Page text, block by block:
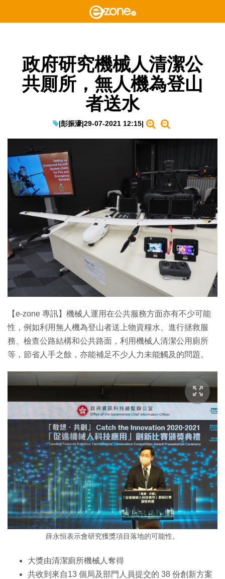
政府研究機械人清潔公
共厠所，無人機為登山
者送水
|彭振濠|29-07-2021 12:15|
【e-zone 專訊】機械人運用在公共服務方面亦有不少可能
性，例如利用無人機為登山者送上物資糧水、進行拯救服
務、檢查公路結構和公共路面，利用機械人清潔公用廁所
等，節省人手之餘，亦能補足不少人力未能觸及的問題。
薛永恒表示會研究獲獎項目落地的可能性。
大獎由清潔廁所機械人奪得
共收到來自13 個局及部門人員提交的 38 份創新方案